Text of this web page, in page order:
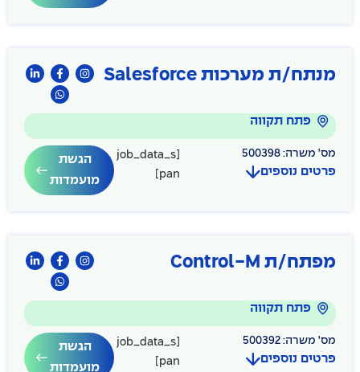
מנתח/ת מערכות Salesforce
פתח תקווה
מס' משרה: 500398
פרטים נוספים
הגשת
מועמדות
[job_data_s
pan]
מפתח/ת Control-M
פתח תקווה
מס' משרה: 500392
פרטים נוספים
הגשת
מועמדות
[job_data_s
pan]